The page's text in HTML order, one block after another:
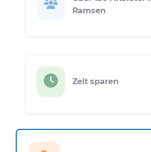
Ramsen
Zeit sparen